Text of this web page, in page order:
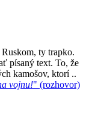
ty trapko.
písaný text. To, že
kamošov, ktorí ..
vojnu!" (rozhovor)